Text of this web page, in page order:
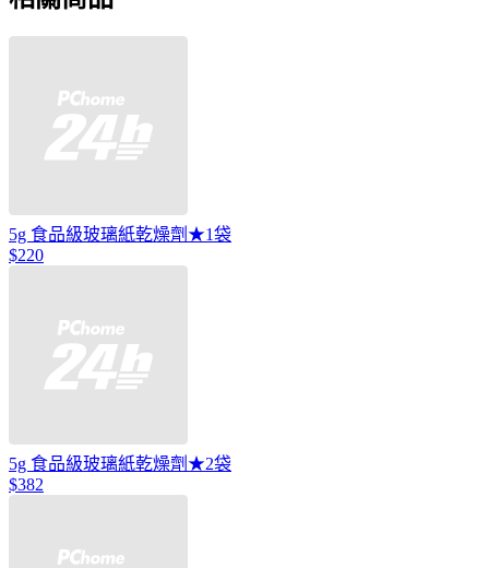
5g 食品級玻璃紙乾燥劑★1袋
$220
5g 食品級玻璃紙乾燥劑★2袋
$382